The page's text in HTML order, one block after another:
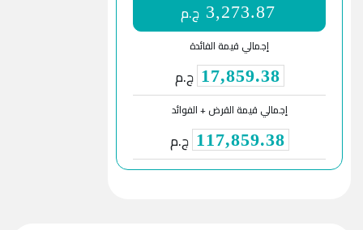
3,273.87 ج.م
إجمالي قيمة الفائدة
17,859.38 ج.م
إجمالي قيمة القرض + الفوائد
117,859.38 ج.م